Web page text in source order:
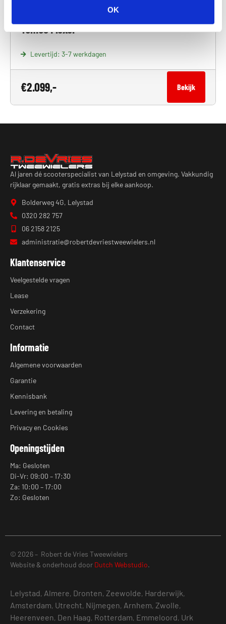
OK
Tomos Flexer
Levertijd: 3-7 werkdagen
€2.099,- Bekijk
Al jaren dé scooterspecialist van Lelystad en omgeving. Vakkundig
rijklaar gemaakt, gratis extras bij elke aankoop.
Bolderweg 4G, Lelystad
0320 282 757
06 2158 2125
administratie@robertdevriestweewielers.nl
Klantenservice
Veelgestelde vragen
Lease
Verzekering
Contact
Informatie
Algemene voorwaarden
Garantie
Kennisbank
Levering en betaling
Privacy en Cookies
Openingstijden
Ma: Gesloten
Di-Vr: 09:00 – 17:30
Za: 10:00 – 17:00
Zo: Gesloten
© 2026 – Robert de Vries Tweewielers
Website & onderhoud door Dutch Webstudio.
Lelystad, Almere, Dronten, Zeewolde, Harderwijk,
Amsterdam, Utrecht, Nijmegen, Arnhem, Zwolle,
Heerenveen, Den Haag, Rotterdam, Emmeloord, Urk